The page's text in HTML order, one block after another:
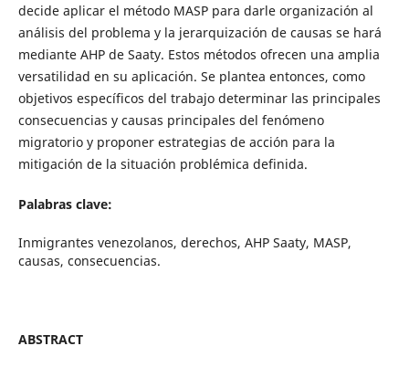
decide aplicar el método MASP para darle organización al
análisis del problema y la jerarquización de causas se hará
mediante AHP de Saaty. Estos métodos ofrecen una amplia
versatilidad en su aplicación. Se plantea entonces, como
objetivos específicos del trabajo determinar las principales
consecuencias y causas principales del fenómeno
migratorio y proponer estrategias de acción para la
mitigación de la situación problémica definida.
Palabras clave:
Inmigrantes venezolanos, derechos, AHP Saaty, MASP,
causas, consecuencias.
ABSTRACT